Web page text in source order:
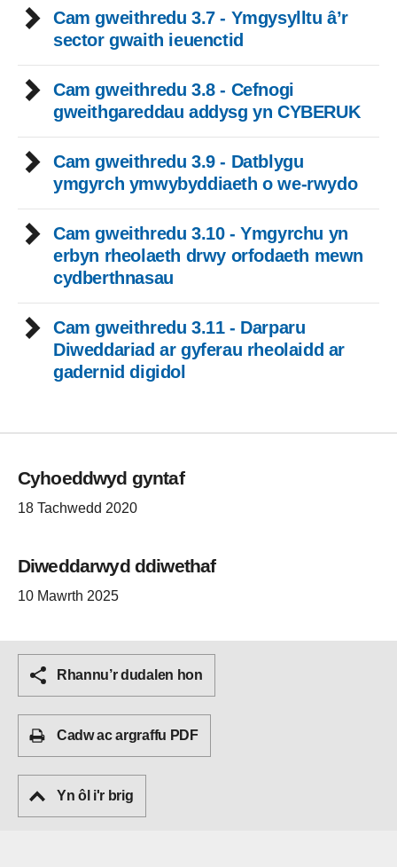
Cam gweithredu 3.7 - Ymgysylltu â’r
sector gwaith ieuenctid
Cam gweithredu 3.8 - Cefnogi
gweithgareddau addysg yn CYBERUK
Cam gweithredu 3.9 - Datblygu
ymgyrch ymwybyddiaeth o we-rwydo
Cam gweithredu 3.10 - Ymgyrchu yn
erbyn rheolaeth drwy orfodaeth mewn
cydberthnasau
Cam gweithredu 3.11 - Darparu
Diweddariad ar gyferau rheolaidd ar
gadernid digidol
Cyhoeddwyd gyntaf
18 Tachwedd 2020
Diweddarwyd ddiwethaf
10 Mawrth 2025
Rhannu’r dudalen hon
Cadw ac argraffu PDF
Yn ôl i'r brig